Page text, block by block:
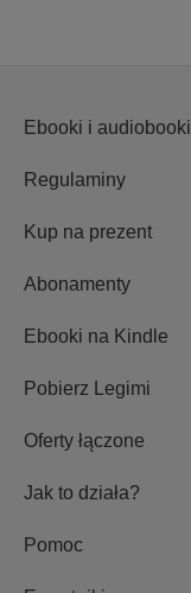
Ebooki i audiobooki
Regulaminy
Kup na prezent
Abonamenty
Ebooki na Kindle
Pobierz Legimi
Oferty łączone
Jak to działa?
Pomoc